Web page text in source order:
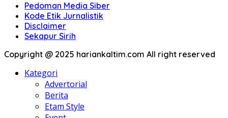
Pedoman Media Siber
Kode Etik Jurnalistik
Disclaimer
Sekapur Sirih
Copyright @ 2025 hariankaltim.com All right reserved
Kategori
Advertorial
Berita
Etam Style